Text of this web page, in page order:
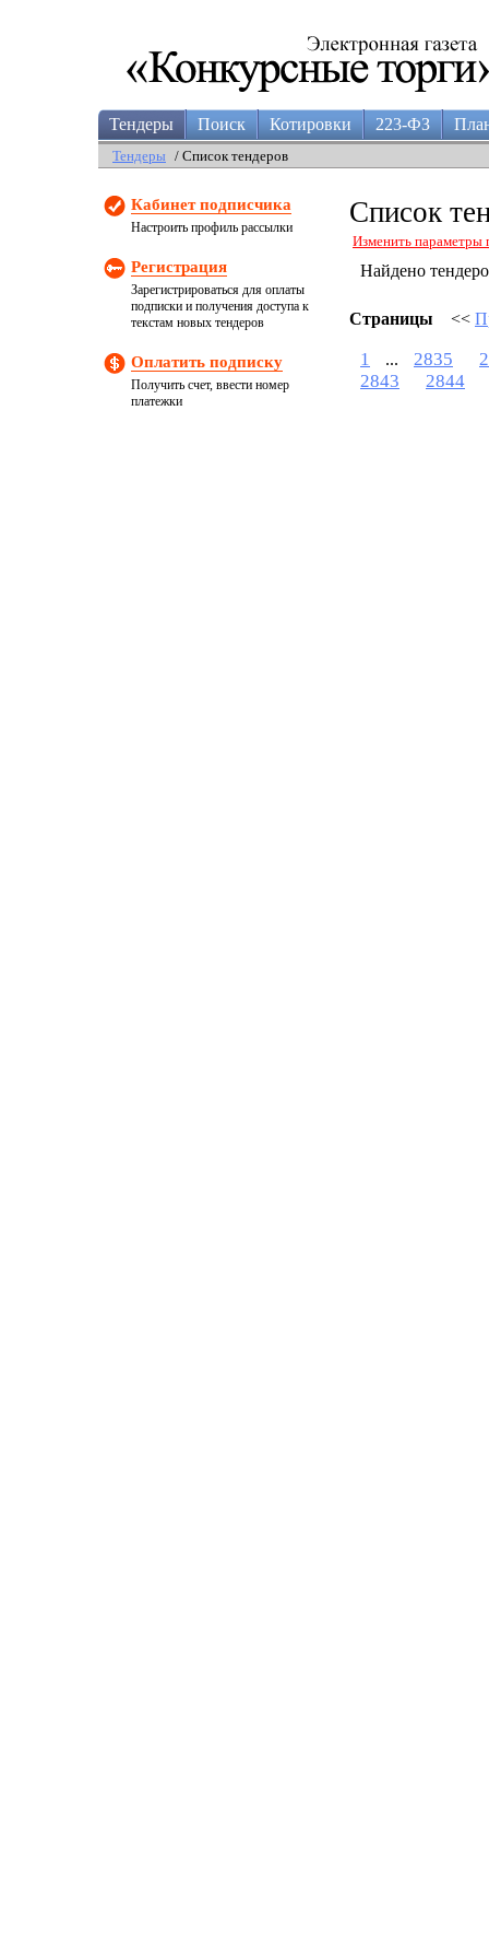
Тендеры Поиск Котировки 223-ФЗ
Тендеры / Список тендеров
Кабинет подписчика
Настроить профиль рассылки
Регистрация
Зарегистрироваться для оплаты
подписки и получения доступа к
текстам новых тендеров
Оплатить подписку
Получить счет, ввести номер
платежки
Список
Изменить параметры
Найдено
Страницы <<
1 ... 2835
2843
2844